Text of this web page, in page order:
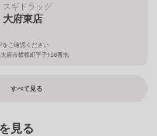
スギドラッグ
大府東店
をご確認ください
府市横根町平子158番地
すべて見る
見る